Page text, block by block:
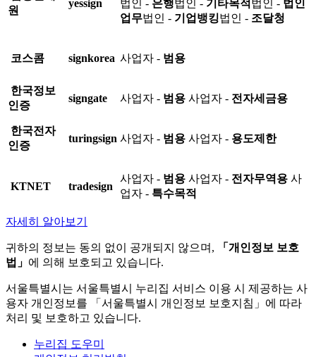
원
yessign
법인 - 은행법인 - 기타목적 법인 - 법인
업무법인 - 기업뱅킹법인 - 조달청
코스콤 signkorea 사업자 - 범용
한국정보
인증
signgate 사업자 - 범용 사업자 - 전자세금용
한국전자
인증
turingsign 사업자 - 범용 사업자 - 용도제한
KTNET tradesign
사업자 - 범용 사업자 - 전자무역용 사
업자 - 특수목적
자세히 알아보기
귀하의 정보는 동의 없이 공개되지 않으며,
「개인정보 보호
법」 에 의해 보호되고 있습니다.
서울특별시는 서울특별시 누리집 서비스 이용 시 제공하는 사
용자 개인정보를 「서울특별시 개인정보 보호지침」에 따라
처리 및 보호하고 있습니다.
누리집 도우미